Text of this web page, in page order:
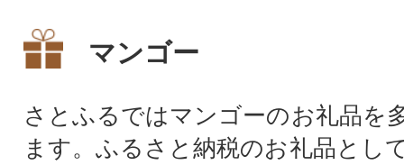
マンゴー
さとふるではマンゴーのお礼品を
ます。ふるさと納税のお礼品とし